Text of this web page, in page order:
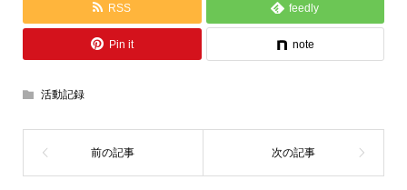
RSS feedly
Pin it note
活動記録